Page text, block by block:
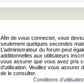
Afin de vous connecter, vous
seulement quelques secondes
L’administrateur du forum peut
additionnelles aux utilisateurs
vous assurer que vous avez pris
d’utilisation. Veuillez vous assurer
de le consulter.
Conditions